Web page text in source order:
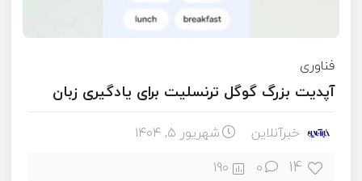
فناوری
آپدیت بزرگ گوگل ترنسلیت برای یادگیری زبان
خبرآنلاین شهریور ۵, ۱۴۰۴
14
0
190